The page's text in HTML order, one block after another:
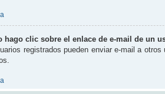
hago clic sobre el enlace de e-mail de un
registrados pueden enviar e-mail a